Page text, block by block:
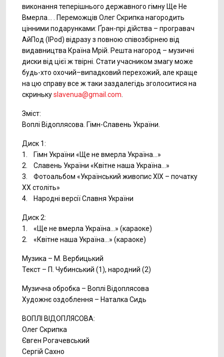
виконання теперішнього державного гімну Ще Не
Вмерла… . Переможців Олег Скрипка нагородить
цінними подарунками: Ґран-прі дійства – програвач
АйПод (IPod) відразу з повною співозбірнею від
видавництва Країна Мрій. Решта нагород – музичні
диски від цієї ж твірні. Стати учасником змагу може
будь-хто охочий–випадковий перехожий, але краще
на цю справу все ж таки заздалегідь зголоситися на
скринькуslavenua@gmail.com
Зміст:
Воплі Відоплясова. Гімн-Славень України.
Диск 1:
1. Гімн України «Ще не вмерла Україна...»
2. Славень України «Квітне наша Україна...»
3. Фотоальбом «Український живопис XIX – початку
XX століть»
4. Народні версії Славня України
Диск 2:
1. «Ще не вмерла Україна...» (караоке)
2. «Квітне наша Україна...» (караоке)
Музика – М. Вербицький
Текст – П. Чубинський (1), народний (2)
Музична обробка – Воплі Відоплясова
Художнє оздоблення – Наталка Сидь
ВОПЛІ ВІДОПЛЯСОВА:
Олег Скрипка
Євген Рогачевський
Сергій Сахно